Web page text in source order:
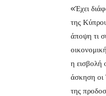
«Έχει
της
άποψη τι
η εισβολή
άσκηση οι
της